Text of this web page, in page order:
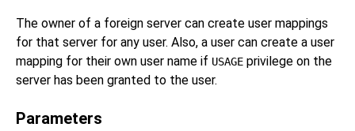
The owner of a foreign server can create user mappings
for that server for any user. Also, a user can create a user
mapping for their own user name if USAGE privilege on the
server has been granted to the user.
Parameters